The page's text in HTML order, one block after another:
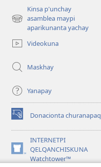
Kinsa p'unchay
asamblea maypi
aparikunanta yachay
(abre
nuevaVideokuna
Maskhay
Yanapay
Donacionta churanapaq
(abre
una
ventana)
INTERNETPI
QELQANCHISKUNA
Watchtower™
(abre
una